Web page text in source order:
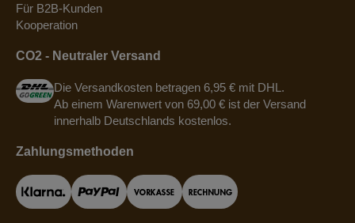
Für B2B-Kunden
Kooperation
CO2 - Neutraler Versand
Die Versandkosten betragen 6,95 € mit DHL.
Ab einem Warenwert von 69,00 € ist der Versand
innerhalb Deutschlands kostenlos.
Zahlungsmethoden